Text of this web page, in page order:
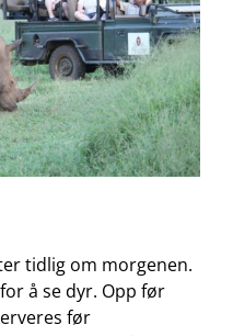
tidlig om morgenen.
å se dyr. Opp før
før